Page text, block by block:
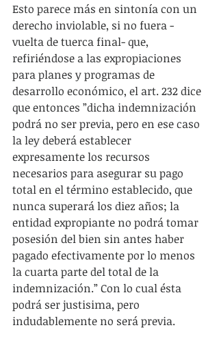
Esto parece más en sintonía con un
derecho inviolable, si no fuera -
vuelta de tuerca final- que,
refiriéndose a las expropiaciones
para planes y programas de
desarrollo económico, el art. 232 dice
que entonces ”dicha indemnización
podrá no ser previa, pero en ese caso
la ley deberá establecer
expresamente los recursos
necesarios para asegurar su pago
total en el término establecido, que
nunca superará los diez años; la
entidad expropiante no podrá tomar
posesión del bien sin antes haber
pagado efectivamente por lo menos
la cuarta parte del total de la
indemnización.” Con lo cual ésta
podrá ser justisima, pero
indudablemente no será previa.